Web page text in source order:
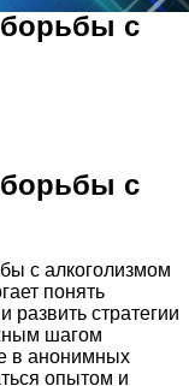
с
с
с алкоголизмом
понять
развить стратегии
шагом
в анонимных
опытом и